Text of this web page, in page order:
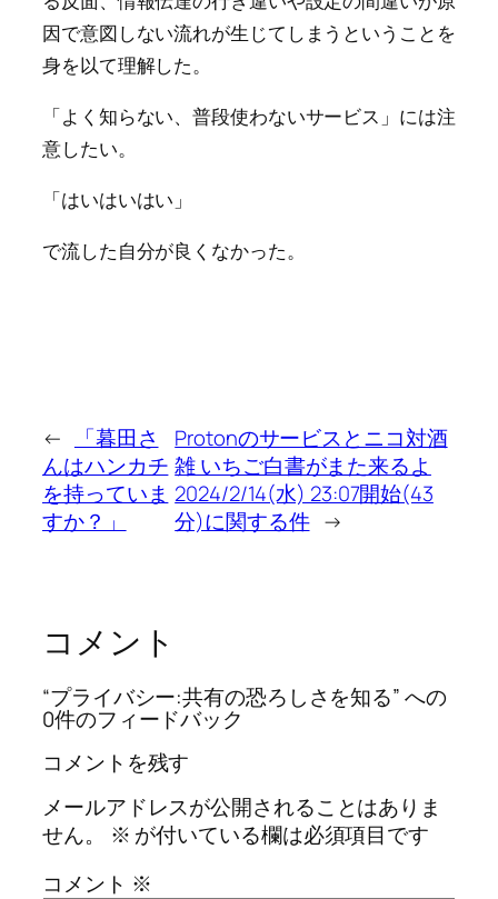
因で意図しない流れが生じてしまうということを
身を以て理解した。
「よく知らない、普段使わないサービス」には注
意したい。
「はいはいはい」
で流した自分が良くなかった。
←
「暮田さ
んはハンカチ
を持っていま
すか？」
Protonのサービスとニコ対酒
雑 いちご白書がまた来るよ
2024/2/14(水) 23:07開始(43
分)に関する件 →
コメント
“プライバシー:共有の恐ろしさを知る” への
0件のフィードバック
コメントを残す
メールアドレスが公開されることはありま
せん。
※ が付いている欄は必須項目です
コメント ※